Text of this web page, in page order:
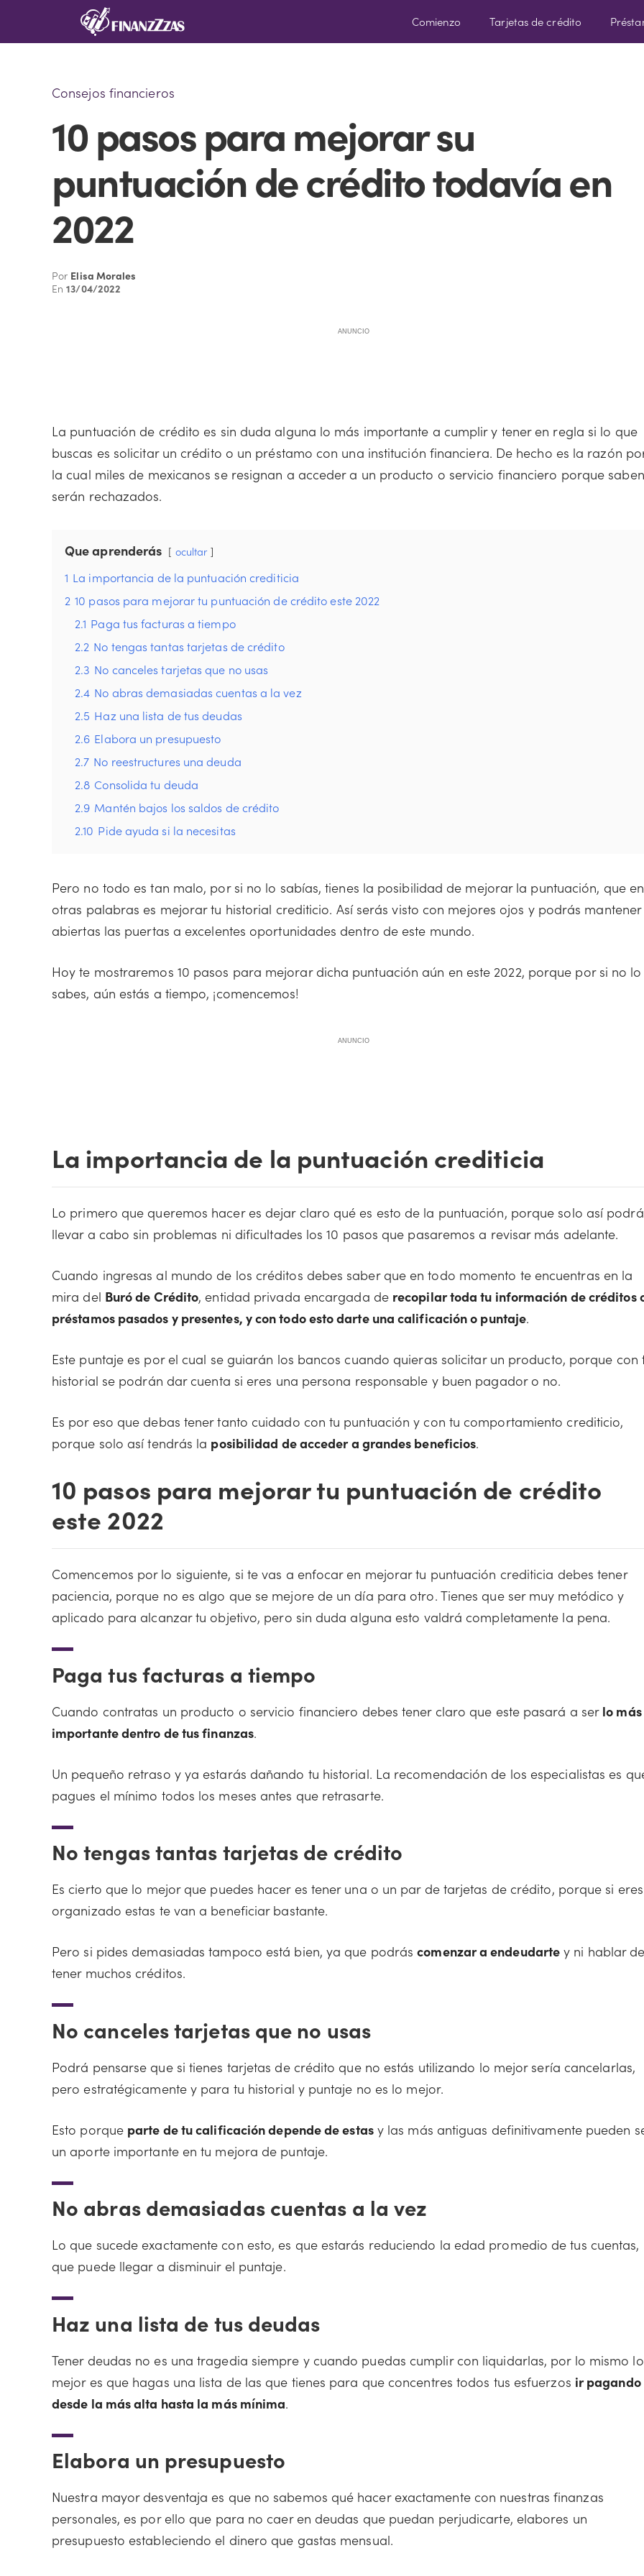
Comienzo Tarjetas de crédito
Consejos financieros
10 pasos para mejorar su
puntuación de crédito todavía en
2022
Por Elisa Morales
En13/04/2022
ANUNCIO
La puntuación de crédito es sin duda alguna lo más importante a cumplir y tener en regla si lo que
buscas es solicitar un crédito o un préstamo con una institución financiera. De hecho es la razón
la cual miles de mexicanos se resignan a acceder a un producto o servicio financiero porque saben
serán rechazados.
Que aprenderás ocultar
1 La importancia de la puntuación crediticia
2 10 pasos para mejorar tu puntuación de crédito este 2022
2.1 Paga tus facturas a tiempo
2.2 No tengas tantas tarjetas de crédito
2.3 No canceles tarjetas que no usas
2.4 No abras demasiadas cuentas a la vez
2.5 Haz una lista de tus deudas
2.6 Elabora un presupuesto
2.7 No reestructures una deuda
2.8 Consolida tu deuda
2.9 Mantén bajos los saldos de crédito
2.10 Pide ayuda si la necesitas
Pero no todo es tan malo, por si no lo sabías, tienes la posibilidad de mejorar la puntuación, que en
otras palabras es mejorar tu historial crediticio. Así serás visto con mejores ojos y podrás mantener
abiertas las puertas a excelentes oportunidades dentro de este mundo.
Hoy te mostraremos 10 pasos para mejorar dicha puntuación aún en este 2022, porque por si no lo
sabes, aún estás a tiempo, ¡comencemos!
ANUNCIO
La importancia de la puntuación crediticia
Lo primero que queremos hacer es dejar claro qué es esto de la puntuación, porque solo así
llevar a cabo sin problemas ni dificultades los 10 pasos que pasaremos a revisar más adelante.
Cuando ingresas al mundo de los créditos debes saber que en todo momento te encuentras en la
mira del Buró de Crédito, entidad privada encargada de recopilar toda tu información de créditos
préstamos pasados y presentes, y con todo esto darte una calificación o puntaje.
Este puntaje es por el cual se guiarán los bancos cuando quieras solicitar un producto, porque con
historial se podrán dar cuenta si eres una persona responsable y buen pagador o no.
Es por eso que debas tener tanto cuidado con tu puntuación y con tu comportamiento crediticio,
porque solo así tendrás la posibilidad de acceder a grandes beneficios.
10 pasos para mejorar tu puntuación de crédito
este 2022
Comencemos por lo siguiente, si te vas a enfocar en mejorar tu puntuación crediticia debes tener
paciencia, porque no es algo que se mejore de un día para otro. Tienes que ser muy metódico y
aplicado para alcanzar tu objetivo, pero sin duda alguna esto valdrá completamente la pena.
Paga tus facturas a tiempo
Cuando contratas un producto o servicio financiero debes tener claro que este pasará a ser lo más
importante dentro de tus finanzas.
Un pequeño retraso y ya estarás dañando tu historial. La recomendación de los especialistas es
pagues el mínimo todos los meses antes que retrasarte.
No tengas tantas tarjetas de crédito
Es cierto que lo mejor que puedes hacer es tener una o un par de tarjetas de crédito, porque si eres
organizado estas te van a beneficiar bastante.
Pero si pides demasiadas tampoco está bien, ya que podráscomenzar a endeudarte y ni hablar
tener muchos créditos.
No canceles tarjetas que no usas
Podrá pensarse que si tienes tarjetas de crédito que no estás utilizando lo mejor sería cancelarlas,
pero estratégicamente y para tu historial y puntaje no es lo mejor.
Esto porque parte de tu calificación depende de estasy las más antiguas definitivamente pueden
un aporte importante en tu mejora de puntaje.
No abras demasiadas cuentas a la vez
Lo que sucede exactamente con esto, es que estarás reduciendo la edad promedio de tus cuentas,
que puede llegar a disminuir el puntaje.
Haz una lista de tus deudas
Tener deudas no es una tragedia siempre y cuando puedas cumplir con liquidarlas, por lo mismo lo
mejor es que hagas una lista de las que tienes para que concentres todos tus esfuerzos ir pagando
desde la más alta hasta la más mínima.
Elabora un presupuesto
Nuestra mayor desventaja es que no sabemos qué hacer exactamente con nuestras finanzas
personales, es por ello que para no caer en deudas que puedan perjudicarte, elabores un
presupuesto estableciendo el dinero que gastas mensual.